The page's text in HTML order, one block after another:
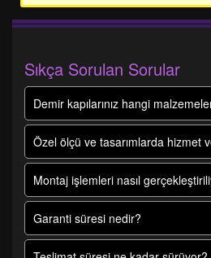
Sıkça Sorulan Sorular
Demir kapılarınız hangi
Özel ölçü ve tasarımlarda hizmet
Montaj işlemleri nasıl
Garanti süresi nedir?